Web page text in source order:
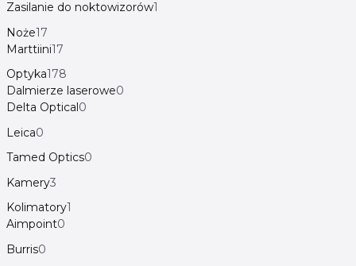
Zasilanie do noktowizorów1
Noże17
Marttiini17
Optyka178
Dalmierze laserowe0
Delta Optical0
Leica0
Tamed Optics0
Kamery3
Kolimatory1
Aimpoint0
Burris0